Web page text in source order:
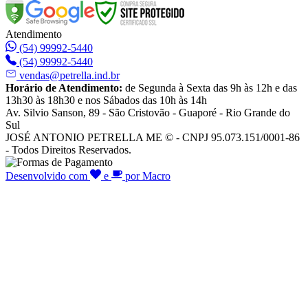
Atendimento
(54) 99992-5440
(54) 99992-5440
vendas@petrella.ind.br
Horário de Atendimento: de Segunda à Sexta das 9h às 12h e das
13h30 às 18h30 e nos Sábados das 10h às 14h
Av. Silvio Sanson, 89 - São Cristovão - Guaporé - Rio Grande do
Sul
JOSÉ ANTONIO PETRELLA ME © - CNPJ 95.073.151/0001-86
- Todos Direitos Reservados.
Desenvolvido com e por Macro